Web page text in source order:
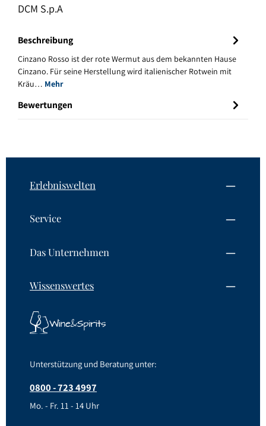
DCM S.p.A
Beschreibung
Cinzano Rosso ist der rote Wermut aus dem bekannten Hause
Cinzano. Für seine Herstellung wird italienischer Rotwein mit
Kräu… Mehr
Bewertungen
Erlebniswelten
Service
Das Unternehmen
Wissenswertes
Unterstützung und Beratung unter:
0800 - 723 4997
Mo. - Fr. 11 - 14 Uhr